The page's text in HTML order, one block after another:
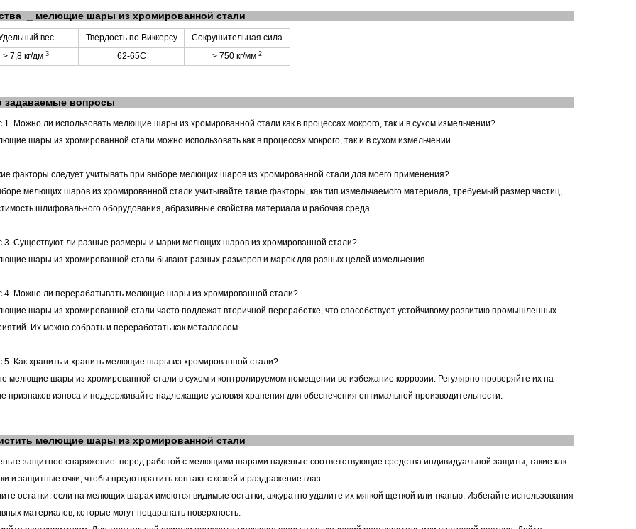
мелющие шары из хромированной стали
вес Твердость по Виккерсу
Сокрушительная сила
> 7,8 кг/дм 3 62-65С > 750 кг/мм 2
задаваемые вопросы
1. Можно ли использовать мелющие шары из хромированной стали как в процессах мокрого, так и в сухом измельчении?
шары из хромированной стали можно использовать как в процессах мокрого, так и в сухом измельчении.
факторы следует учитывать при выборе мелющих шаров из хромированной стали для моего применения?
мелющих шаров из хромированной стали учитывайте такие факторы, как тип измельчаемого материала, требуемый размер частиц,
шлифовального оборудования, абразивные свойства материала и рабочая среда.
3. Существуют ли разные размеры и марки мелющих шаров из хромированной стали?
шары из хромированной стали бывают разных размеров и марок для разных целей измельчения.
4. Можно ли перерабатывать мелющие шары из хромированной стали?
шары из хромированной стали часто подлежат вторичной переработке, что способствует устойчивому развитию промышленных
Их можно собрать и переработать как металлолом.
5. Как хранить и хранить мелющие шары из хромированной стали?
мелющие шары из хромированной стали в сухом и контролируемом помещении во избежание коррозии. Регулярно проверяйте их на
признаков износа и поддерживайте надлежащие условия хранения для обеспечения оптимальной производительности.
мелющие шары из хромированной стали
защитное снаряжение: перед работой с мелющими шарами наденьте соответствующие средства индивидуальной защиты, такие как
и защитные очки, чтобы предотвратить контакт с кожей и раздражение глаз.
остатки: если на мелющих шарах имеются видимые остатки, аккуратно удалите их мягкой щеткой или тканью. Избегайте использования
материалов, которые могут поцарапать поверхность.